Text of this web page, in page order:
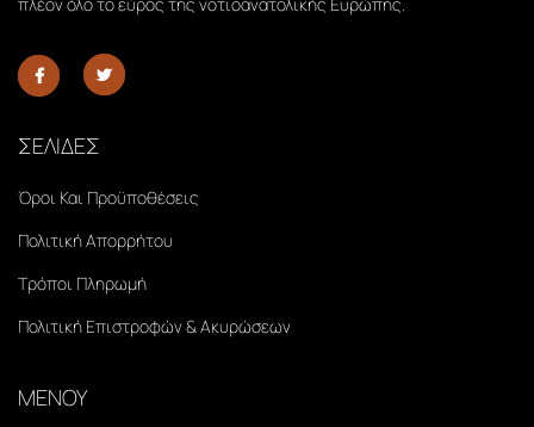
ΣΕΛΙΔΕΣ
Όροι Και Προϋποθέσεις
Πολιτική Απορρήτου
Τρόποι Πληρωμή
Πολιτική Επιστροφών & Ακυρώσεων
ΜΕΝΟΥ